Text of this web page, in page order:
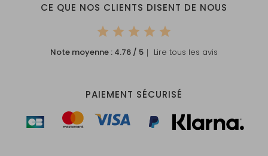
CE QUE NOS CLIENTS DISENT DE NOUS
Note moyenne : 4.76 / 5 ｜ Lire tous les avis
PAIEMENT SÉCURISÉ